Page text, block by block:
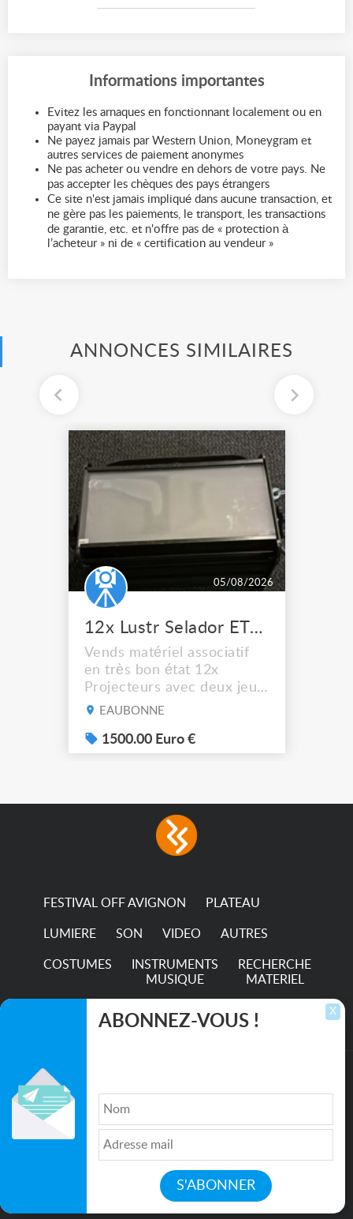
Informations importantes
Evitez les arnaques en fonctionnant localement ou en
payant via Paypal
Ne payez jamais par Western Union, Moneygram et
autres services de paiement anonymes
Ne pas acheter ou vendre en dehors de votre pays. Ne
pas accepter les chèques des pays étrangers
Ce site n'est jamais impliqué dans aucune transaction, et
ne gère pas les paiements, le transport, les transactions
de garantie, etc. et n'offre pas de « protection à
l’acheteur » ni de « certification au vendeur »
ANNONCES SIMILAIRES
05/08/2026
12x Lustr Selador ETC Led 7x colors filtres
Vends matériel associatif
en très bon état 12x
Projecteurs avec deux jeux
de filtre filtre Lustr Selador
system – seven colour
LEDs providing the
with low power
consumption The
EAUBONNE
1500.00 Euro €
FESTIVAL OFF AVIGNON PLATEAU
LUMIERE SON VIDEO AUTRES
COSTUMES
INSTRUMENTS
MUSIQUE
RECHERCHE
MATERIEL
TRANSPORTS
Qui sommes nous ?| Médias
Politique de confidentialité| Partenaires|
Mentions légales
X
ABONNEZ-VOUS !